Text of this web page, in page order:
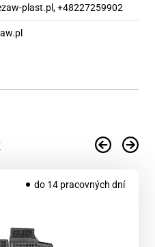
plast.pl, +48227259902
do 14 pracovných dní